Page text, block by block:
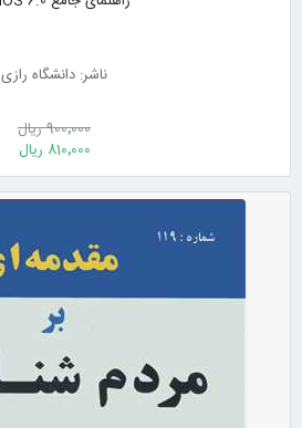
ناشر: دانشگاه رازی
900٬000 ریال
810٬000 ریال